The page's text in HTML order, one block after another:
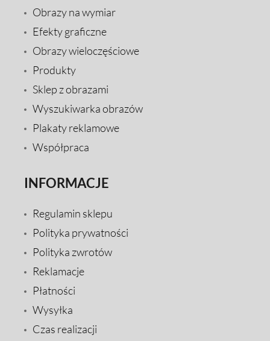
Obrazy na wymiar
Efekty graficzne
Obrazy wieloczęściowe
Produkty
Sklep z obrazami
Wyszukiwarka obrazów
Plakaty reklamowe
Współpraca
INFORMACJE
Regulamin sklepu
Polityka prywatności
Polityka zwrotów
Reklamacje
Płatności
Wysyłka
Czas realizacji